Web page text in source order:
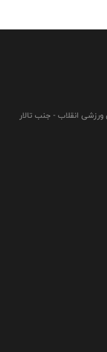
انقلاب - جنب تالار